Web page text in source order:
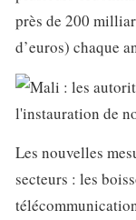
près de 200
d’euros) chaque
Les nouvelles
secteurs : les